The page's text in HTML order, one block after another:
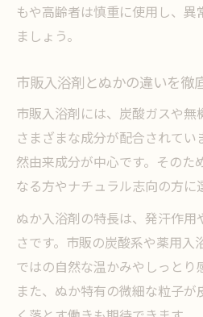
もや高齢者は慎重に使用し、異
ましょう。
市販入浴剤とぬかの違いを徹
市販入浴剤には、炭酸ガスや
さまざまな成分が配合されて
然由来成分が中心です。そのた
なる方やナチュラル志向の方に
ぬか入浴剤の特長は、発汗作用
さです。市販の炭酸系や薬用入
ではの自然な温かみやしっとり
また、ぬか特有の微細な粒子